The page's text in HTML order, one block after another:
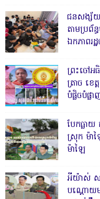
ជនសង្ស័យ
តាមប្រព័ន្
ឯកភាពរដ្
ព្រះចៅអ
ត្រាច ខ
បំផ្លិចបំផ្
បែកធ្លា
ស្រុក ម៉ា
ម៉ាឡៃ
អីយ៉ាស់ ស
បណ្ដោយម